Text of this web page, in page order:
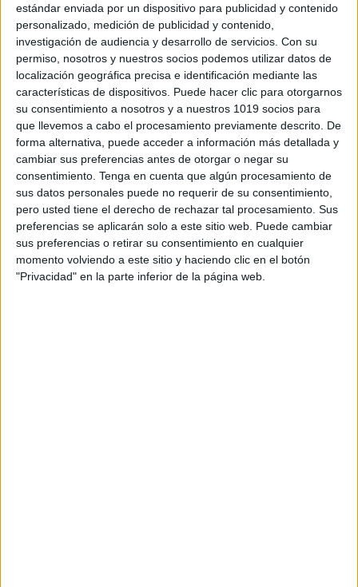
estándar enviada por un dispositivo para publicidad y contenido
personalizado, medición de publicidad y contenido,
investigación de audiencia y desarrollo de servicios. Con su
permiso, nosotros y nuestros socios podemos utilizar datos de
localización geográfica precisa e identificación mediante las
características de dispositivos. Puede hacer clic para otorgarnos
su consentimiento a nosotros y a nuestros 1019 socios para
que llevemos a cabo el procesamiento previamente descrito. De
forma alternativa, puede acceder a información más detallada y
cambiar sus preferencias antes de otorgar o negar su
consentimiento. Tenga en cuenta que algún procesamiento de
sus datos personales puede no requerir de su consentimiento,
pero usted tiene el derecho de rechazar tal procesamiento. Sus
preferencias se aplicarán solo a este sitio web. Puede cambiar
sus preferencias o retirar su consentimiento en cualquier
momento volviendo a este sitio y haciendo clic en el botón
"Privacidad" en la parte inferior de la página web.
Adivina el número
buscando la mejor
estrategia
2 febrero, 2017byMª Carmen Pérez
Dejar
un comentario